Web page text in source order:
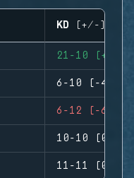
KD (+/-)
21-10 (+11)
6-10 (-4)
6-12 (-6)
10-10 (0)
11-11 (0)